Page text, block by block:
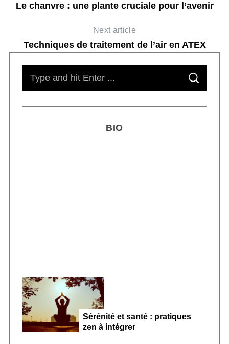
Le chanvre : une plante cruciale pour l’avenir
Next article
Techniques de traitement de l’air en ATEX
S
A
C
BIO
Sérénité et santé : pratiques
zen à intégrer